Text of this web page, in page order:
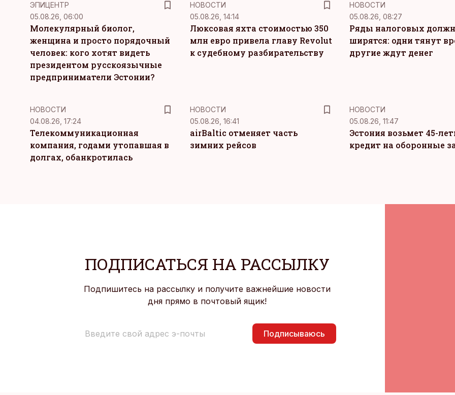
ЭПИЦЕНТР
05.08.26, 06:00
Молекулярный биолог,
женщина и просто порядочный
человек: кого хотят видеть
президентом русскоязычные
предприниматели Эстонии?
НОВОСТИ
05.08.26, 14:14
Люксовая яхта стоимостью 350
млн евро привела главу Revolut
к судебному разбирательству
НОВОСТИ
05.08.26, 08:27
Ряды налоговых
ширятся: одни тянут
другие ждут денег
НОВОСТИ
04.08.26, 17:24
Телекоммуникационная
компания, годами утопавшая в
долгах, обанкротилась
НОВОСТИ
05.08.26, 16:41
airBaltic отменяет часть
зимних рейсов
НОВОСТИ
05.08.26, 11:47
Эстония возьмет 45-
кредит на оборонные
ПОДПИСАТЬСЯ НА РАССЫЛКУ
Подпишитесь на рассылку и получите важнейшие новости
дня прямо в почтовый ящик!
Подписываюсь